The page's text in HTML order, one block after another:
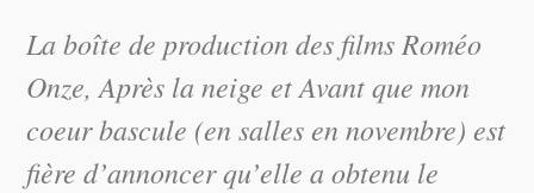
La boîte de production des films Roméo
Onze, Après la neige et Avant que mon
coeur bascule (en salles en novembre) est
fière d’annoncer qu’elle a obtenu le